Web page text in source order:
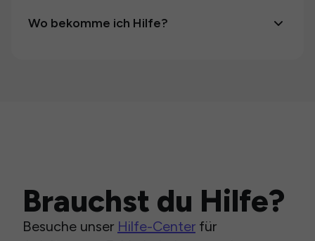
Wo bekomme ich Hilfe?
Brauchst du Hilfe?
Besuche unser Hilfe-Center für